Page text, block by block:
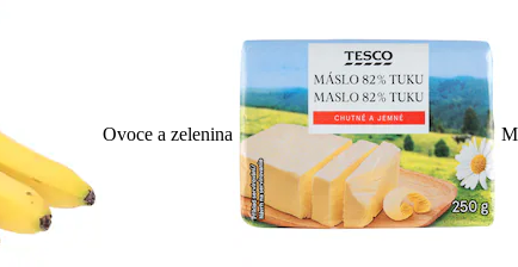
Ovoce a zelenina